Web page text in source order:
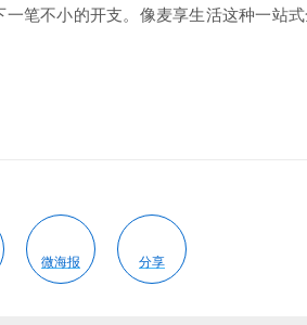
笔不小的开支。像麦享生活这种一站
微海报 分享